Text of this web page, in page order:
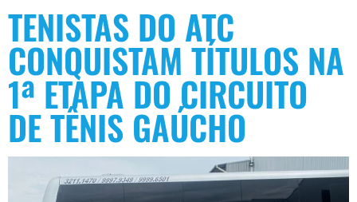
TENISTAS DO ATC
CONQUISTAM TÍTULOS NA
1ª ETAPA DO CIRCUITO
DE TÊNIS GAÚCHO